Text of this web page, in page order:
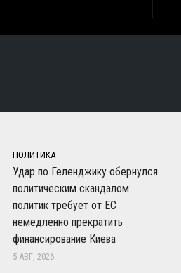
ПОЛИТИКА
Удар по Геленджику обернулся
политическим скандалом:
политик требует от ЕС
немедленно прекратить
финансирование Киева
5 АВГ, 2026